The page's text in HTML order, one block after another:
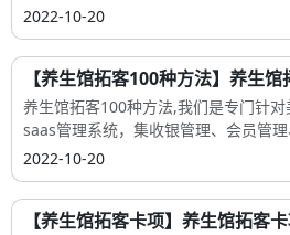
2022-10-20
【养生馆拓客100种方法】养生
养生馆拓客100种方法,我们是专门针
saas管理系统，集收银管理、会员管
2022-10-20
【养生馆拓客卡项】养生馆拓客